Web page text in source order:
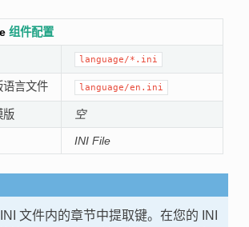
组件配置
language/*.ini
语言文件 language/en.ini
版 空
INI File
文件内的章节中提取键。在您的 INI